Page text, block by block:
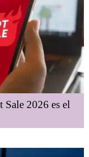
2026 es el